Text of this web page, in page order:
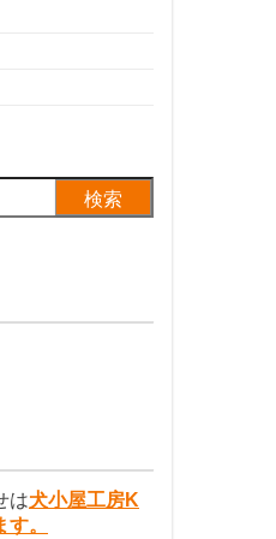
は犬小屋工房K
。